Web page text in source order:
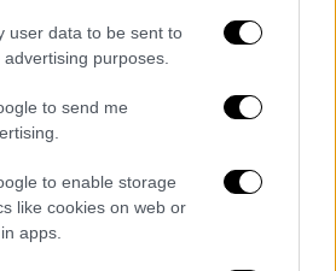
user data to be sent to
purposes.
to send me
to enable storage
like cookies on web or
apps.